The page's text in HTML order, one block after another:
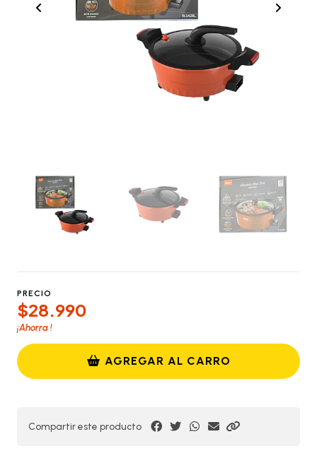
PRECIO
$28.990
¡Ahorra!
AGREGAR AL CARRO
Compartir este producto